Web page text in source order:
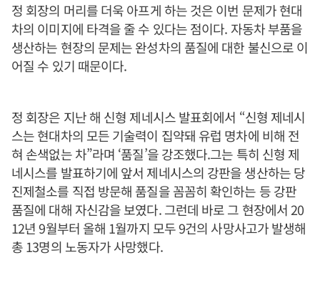
정 회장의 머리를 더욱 아프게 하는 것은 이번 문제가 현대
차의 이미지에 타격을 줄 수 있다는 점이다. 자동차 부품을
생산하는 현장의 문제는 완성차의 품질에 대한 불신으로 이
어질 수 있기 때문이다.
정 회장은 지난 해 신형 제네시스 발표회에서 “신형 제네시
스는 현대차의 모든 기술력이 집약돼 유럽 명차에 비해 전
혀 손색없는 차”라며 ‘품질’을 강조했다.그는 특히 신형 제
네시스를 발표하기에 앞서 제네시스의 강판을 생산하는 당
진제철소를 직접 방문해 품질을 꼼꼼히 확인하는 등 강판
품질에 대해 자신감을 보였다. 그런데 바로 그 현장에서 20
12년 9월부터 올해 1월까지 모두 9건의 사망사고가 발생해
총 13명의 노동자가 사망했다.